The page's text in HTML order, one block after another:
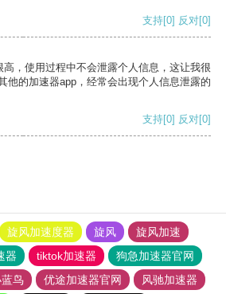
支持[0] 反对[0]
，使用过程中不会泄露个人信息，这让我很
他的加速器app，经常会出现个人信息泄露的
支持[0] 反对[0]
旋风加速度器 旋风
旋风加速
器 tiktok加速器
狗急加速器官网
鸟 优途加速器官网
风驰加速器